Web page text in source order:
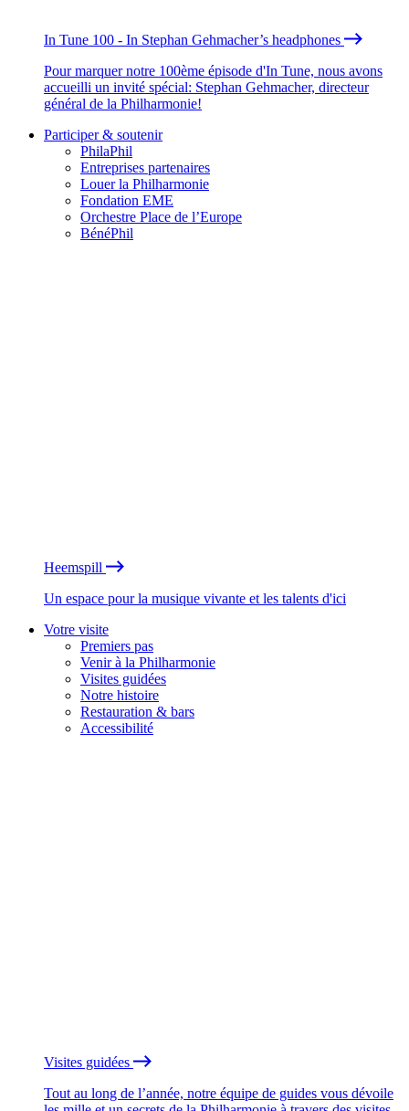
In Tune 100 - In Stephan Gehmacher’s headphones
Pour marquer notre 100ème épisode d'In Tune, nous avons
accueilli un invité spécial: Stephan Gehmacher, directeur
général de la Philharmonie!
Participer & soutenir
PhilaPhil
Entreprises partenaires
Louer la Philharmonie
Fondation EME
Orchestre Place de l’Europe
BénéPhil
Heemspill
Un espace pour la musique vivante et les talents d'ici
Votre visite
Premiers pas
Venir à la Philharmonie
Visites guidées
Notre histoire
Restauration & bars
Accessibilité
Visites guidées
Tout au long de l’année, notre équipe de guides vous dévoile